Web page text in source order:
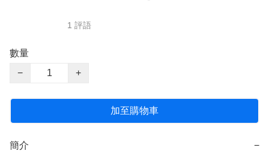
1 評語
數量
−
+
加至購物車
簡介 −